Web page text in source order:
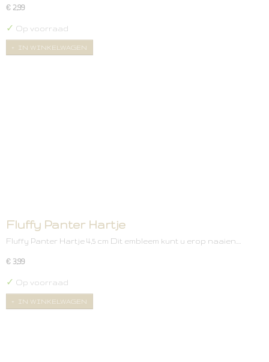
€ 2,99
✓ Op voorraad
IN WINKELWAGEN
Fluffy Panter Hartje
Fluffy Panter Hartje 4,5 cm Dit embleem kunt u erop naaien.…
€ 3,99
✓ Op voorraad
IN WINKELWAGEN